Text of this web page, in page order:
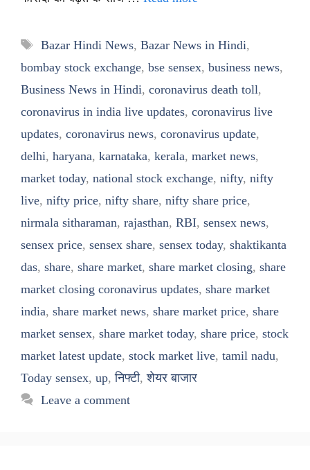
Tags
Bazar Hindi News, Bazar News in Hindi,
bombay stock exchange, bse sensex, business news,
Business News in Hindi, coronavirus death toll,
coronavirus in india live updates, coronavirus live
updates, coronavirus news, coronavirus update,
delhi, haryana, karnataka, kerala, market news,
market today, national stock exchange, nifty, nifty
live, nifty price, nifty share, nifty share price,
nirmala sitharaman, rajasthan, RBI, sensex news,
sensex price, sensex share, sensex today, shaktikanta
das, share, share market, share market closing, share
market closing coronavirus updates, share market
india, share market news, share market price, share
market sensex, share market today, share price, stock
market latest update, stock market live, tamil nadu,
Today sensex, up,निफ्टी,शेयर बाजार
Leave a comment